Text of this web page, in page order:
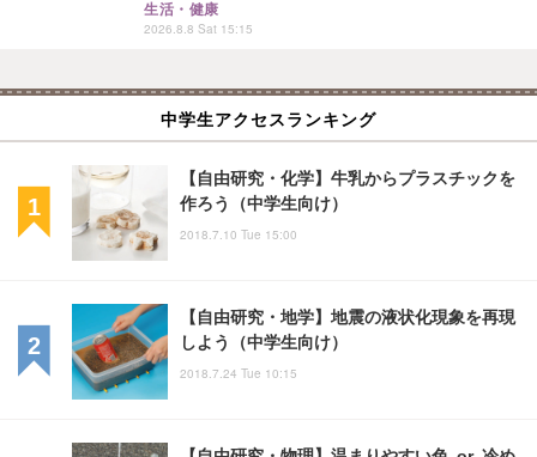
生活・健康
2026.8.8 Sat 15:15
中学生アクセスランキング
【自由研究・化学】牛乳からプラスチックを
作ろう（中学生向け）
2018.7.10 Tue 15:00
【自由研究・地学】地震の液状化現象を再現
しよう（中学生向け）
2018.7.24 Tue 10:15